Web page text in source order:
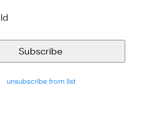
unsubscribe from list